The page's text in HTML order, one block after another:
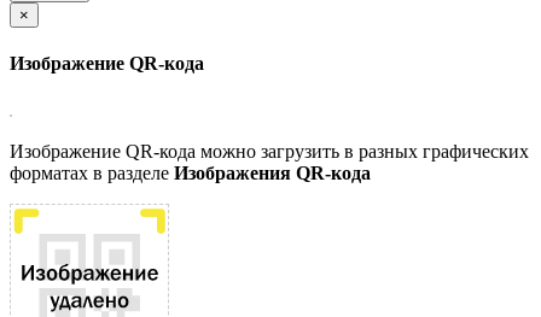
×
Изображение QR-кода
Изображение QR-кода можно загрузить в разных графических
форматах в разделе Изображения QR-кода